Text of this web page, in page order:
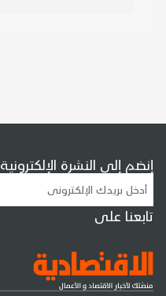
إنضم إلى النشرة الإلكترونية
تابعنا على